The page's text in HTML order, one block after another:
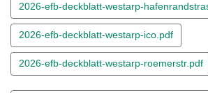
2026-efb-deckblatt-westarp-
2026-efb-deckblatt-westarp-ico.pdf
2026-efb-deckblatt-westarp-roemerstr.pdf